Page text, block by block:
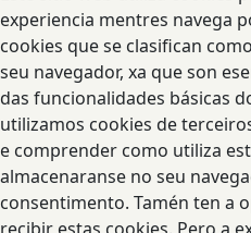
experiencia mentres navega
cookies que se clasifican
seu navegador, xa que son
das funcionalidades básicas
utilizamos cookies de
e comprender como utiliza
almacenaranse no seu
consentimento. Tamén ten a
recibir estas cookies. Pero a